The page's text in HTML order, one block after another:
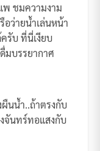
พ ชมความงาม
อว่ายน้ำเล่นหน้า
รับ ที่นี่เงียบ
มบรรยากาศ
นน้ำ..ถ้าตรงกับ
จันทร์ทอแสงกับ